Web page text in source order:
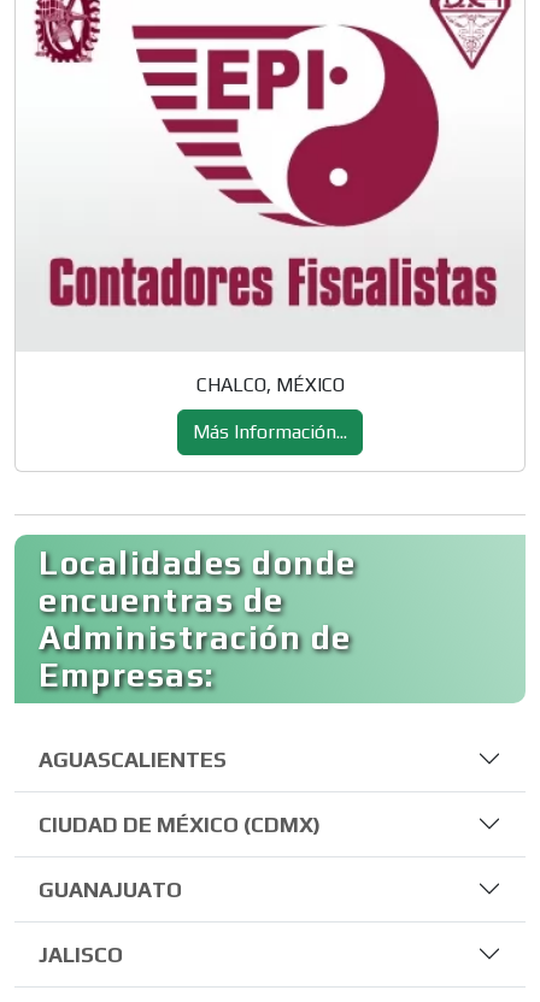
CHALCO, MÉXICO
Más Información...
Localidades donde
encuentras de
Administración de
Empresas:
AGUASCALIENTES
CIUDAD DE MÉXICO (CDMX)
GUANAJUATO
JALISCO